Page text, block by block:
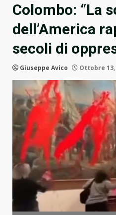
Colombo: “La
dell’America
secoli di
Giuseppe Avico Ottobre 13,